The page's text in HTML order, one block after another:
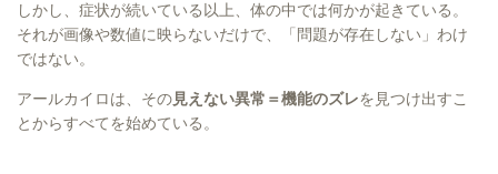
しかし、症状が続いている以上、体の中では何かが起きている。
それが画像や数値に映らないだけで、「問題が存在しない」わけ
ではない。
アールカイロは、その見えない異常＝機能のズレを見つけ出すこ
とからすべてを始めている。